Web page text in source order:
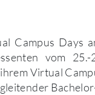
Campus Days
vom
Virtual